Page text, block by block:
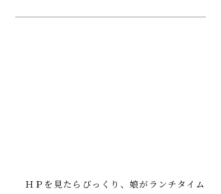
ＨＰを見たらびっくり、娘がランチタイム